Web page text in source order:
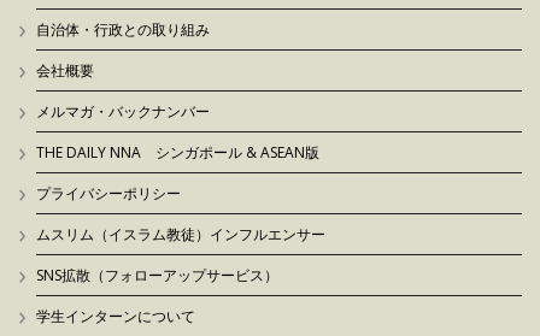
自治体・行政との取り組み
会社概要
メルマガ・バックナンバー
THE DAILY NNA シンガポール & ASEAN版
プライバシーポリシー
ムスリム（イスラム教徒）インフルエンサー
SNS拡散（フォローアップサービス）
学生インターンについて